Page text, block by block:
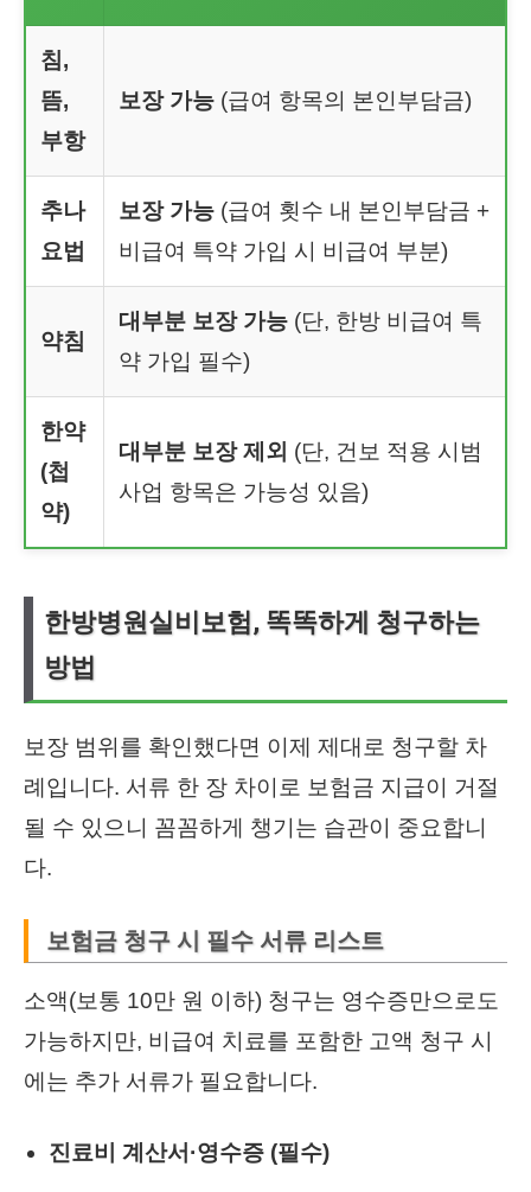
침,
뜸,
부항
보장 가능 (급여 항목의 본인부담금)
추나
요법
보장 가능 (급여 횟수 내 본인부담금 +
비급여 특약 가입 시 비급여 부분)
약침
대부분 보장 가능 (단, 한방 비급여 특
약 가입 필수)
한약
(첩
약)
대부분 보장 제외 (단, 건보 적용 시범
사업 항목은 가능성 있음)
한방병원실비보험, 똑똑하게 청구하는
방법
보장 범위를 확인했다면 이제 제대로 청구할 차
례입니다. 서류 한 장 차이로 보험금 지급이 거절
될 수 있으니 꼼꼼하게 챙기는 습관이 중요합니
다.
보험금 청구 시 필수 서류 리스트
소액(보통 10만 원 이하) 청구는 영수증만으로도
가능하지만, 비급여 치료를 포함한 고액 청구 시
에는 추가 서류가 필요합니다.
진료비 계산서·영수증 (필수)